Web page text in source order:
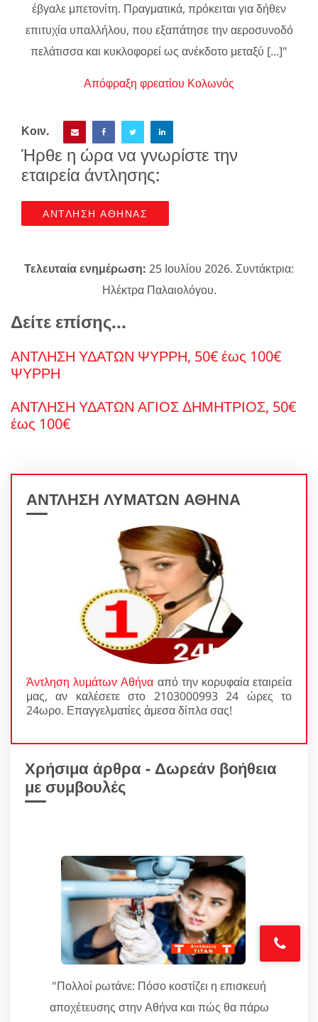
έβγαλε μπετονίτη. Πραγματικά, πρόκειται για δήθεν
επιτυχία υπαλλήλου, που εξαπάτησε την αεροσυνοδό
πελάτισσα και κυκλοφορεί ως ανέκδοτο μεταξύ [...]"
Απόφραξη φρεατίου Κολωνός
Κοιν.
Ήρθε η ώρα να γνωρίστε την
εταιρεία άντλησης:
ΑΝΤΛΗΣΗ ΑΘΗΝΑΣ
Τελευταία ενημέρωση: 25 Ιουλίου 2026. Συντάκτρια:
Ηλέκτρα Παλαιολόγου.
Δείτε επίσης...
ΑΝΤΛΗΣΗ ΥΔΑΤΩΝ ΨΥΡΡΗ, 50€ έως 100€
ΨΥΡΡΗ
ΑΝΤΛΗΣΗ ΥΔΑΤΩΝ ΑΓΙΟΣ ΔΗΜΗΤΡΙΟΣ, 50€
έως 100€
ΑΝΤΛΗΣΗ ΛΥΜΑΤΩΝ ΑΘΗΝΑ
Άντληση λυμάτων Αθήνα από την κορυφαία εταιρεία
μας, αν καλέσετε στο 2103000993 24 ώρες το
24ωρο. Επαγγελματίες άμεσα δίπλα σας!
Χρήσιμα άρθρα - Δωρεάν βοήθεια
με συμβουλές
"Πολλοί ρωτάνε: Πόσο κοστίζει η επισκευή
αποχέτευσης στην Αθήνα και πώς θα πάρω